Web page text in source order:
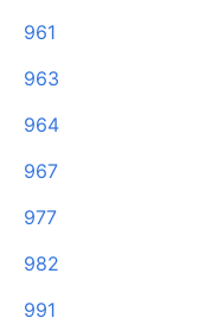
961
963
964
967
977
982
991